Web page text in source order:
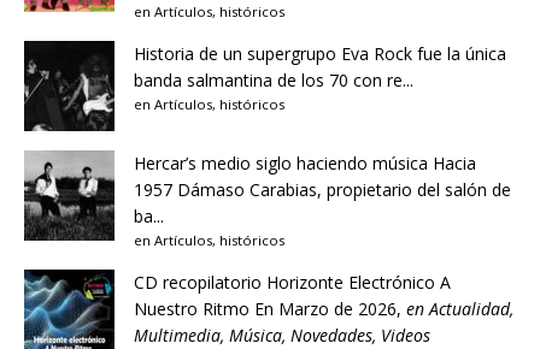
en Artículos, históricos
Historia de un supergrupo Eva Rock fue la única
banda salmantina de los 70 con re...
en Artículos, históricos
Hercar’s medio siglo haciendo música Hacia
1957 Dámaso Carabias, propietario del salón de
ba...
en Artículos, históricos
CD recopilatorio Horizonte Electrónico A
Nuestro Ritmo En Marzo de 2026, en Actualidad,
Multimedia, Música, Novedades, Videos